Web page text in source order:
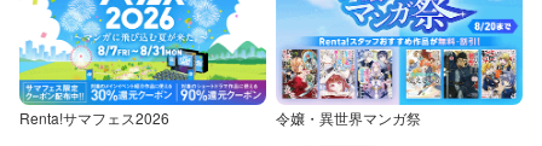
Renta!サマフェス2026 令嬢・異世界マンガ祭